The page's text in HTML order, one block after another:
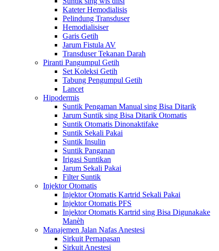
Kateter Hemodialisis
Pelindung Transduser
Hemodialisiser
Garis Getih
Jarum Fistula AV
Transduser Tekanan Darah
Piranti Pangumpul Getih
Set Koleksi Getih
Tabung Pengumpul Getih
Lancet
Hipodermis
Suntik Pengaman Manual sing Bisa Ditarik
Jarum Suntik sing Bisa Ditarik Otomatis
Suntik Otomatis Dinonaktifake
Suntik Sekali Pakai
Suntik Insulin
Suntik Panganan
Irigasi Suntikan
Jarum Sekali Pakai
Filter Suntik
Injektor Otomatis
Injektor Otomatis Kartrid Sekali Pakai
Injektor Otomatis PFS
Injektor Otomatis Kartrid sing Bisa Digunakake
Manèh
Manajemen Jalan Nafas Anestesi
Sirkuit Pernapasan
Sirkuit Anestesi